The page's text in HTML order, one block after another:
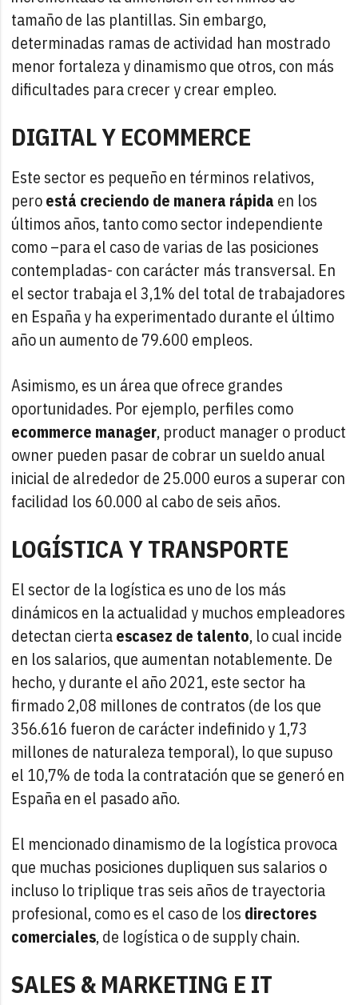
tamaño de las plantillas. Sin embargo,
determinadas ramas de actividad han mostrado
menor fortaleza y dinamismo que otros, con más
dificultades para crecer y crear empleo.
DIGITAL Y ECOMMERCE
Este sector es pequeño en términos relativos,
peroestá creciendo de manera rápida en los
últimos años, tanto como sector independiente
como –para el caso de varias de las posiciones
contempladas- con carácter más transversal. En
el sector trabaja el 3,1% del total de trabajadores
en España y ha experimentado durante el último
año un aumento de 79.600 empleos.
Asimismo, es un área que ofrece grandes
oportunidades. Por ejemplo, perfiles como
ecommerce manager, product manager o product
owner pueden pasar de cobrar un sueldo anual
inicial de alrededor de 25.000 euros a superar con
facilidad los 60.000 al cabo de seis años.
LOGÍSTICA Y TRANSPORTE
El sector de la logística es uno de los más
dinámicos en la actualidad y muchos empleadores
detectan ciertaescasez de talento, lo cual incide
en los salarios, que aumentan notablemente. De
hecho, y durante el año 2021, este sector ha
firmado 2,08 millones de contratos (de los que
356.616 fueron de carácter indefinido y 1,73
millones de naturaleza temporal), lo que supuso
el 10,7% de toda la contratación que se generó en
España en el pasado año.
El mencionado dinamismo de la logística provoca
que muchas posiciones dupliquen sus salarios o
incluso lo triplique tras seis años de trayectoria
profesional, como es el caso de los directores
comerciales, de logística o de supply chain.
SALES & MARKETING E IT